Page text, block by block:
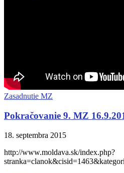
Zasadnutie MZ
Pokračovanie 9. MZ
18. septembra 2015
http://www.moldava.sk/index.php?